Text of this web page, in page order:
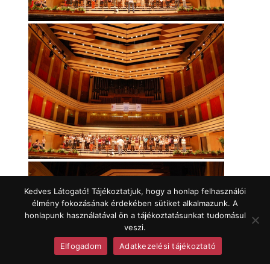
Kedves Látogató! Tájékoztatjuk, hogy a honlap felhasználói
élmény fokozásának érdekében sütiket alkalmazunk. A
honlapunk használatával ön a tájékoztatásunkat tudomásul
veszi.
Elfogadom
Adatkezelési tájékoztató